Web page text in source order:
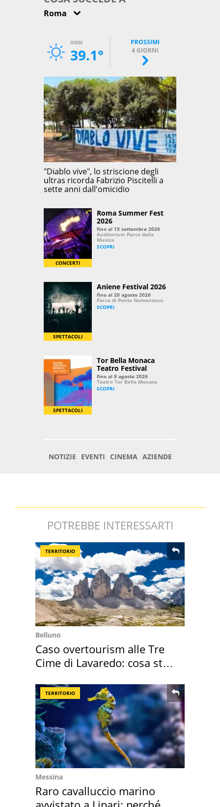
POTREBBE INTERESSARTI
TERRITORIO
Belluno
Caso overtourism alle Tre
Cime di Lavaredo: cosa sta
TERRITORIO
Messina
Raro cavalluccio marino